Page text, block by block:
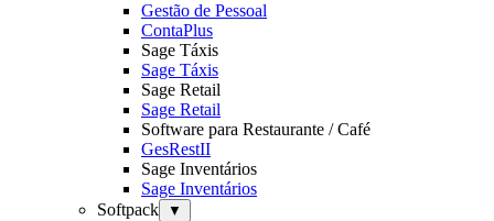
Gestão de Pessoal
ContaPlus
Sage Táxis
Sage Táxis
Sage Retail
Sage Retail
Software para Restaurante / Café
GesRestII
Sage Inventários
Sage Inventários
Softpack
▼